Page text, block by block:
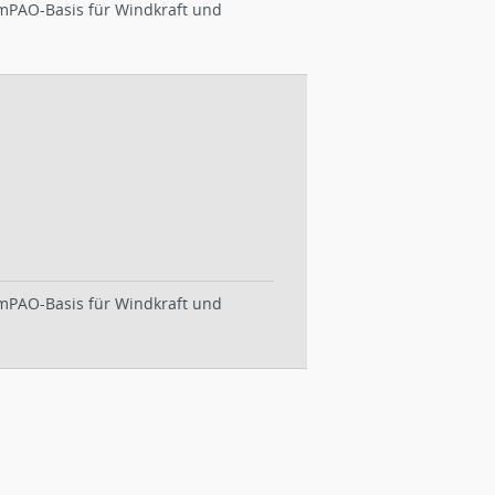
Basis für Windkraft und
Basis für Windkraft und